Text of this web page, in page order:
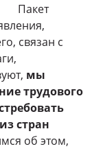
Пакет
связан с
мы
трудового
стран
об этом,